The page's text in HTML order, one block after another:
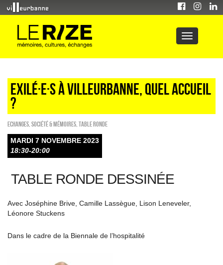
Exilé·e·s à Villeurbanne, quel accueil
?
ECHANGES Société & Mémoires Table ronde
MARDI 7 NOVEMBRE 2023
18:30-20:00
TABLE RONDE DESSINÉE
Avec Joséphine Brive, Camille Lassègue, Lison Leneveler,
Léonore Stuckens
Dans le cadre de la Biennale de l’hospitalité